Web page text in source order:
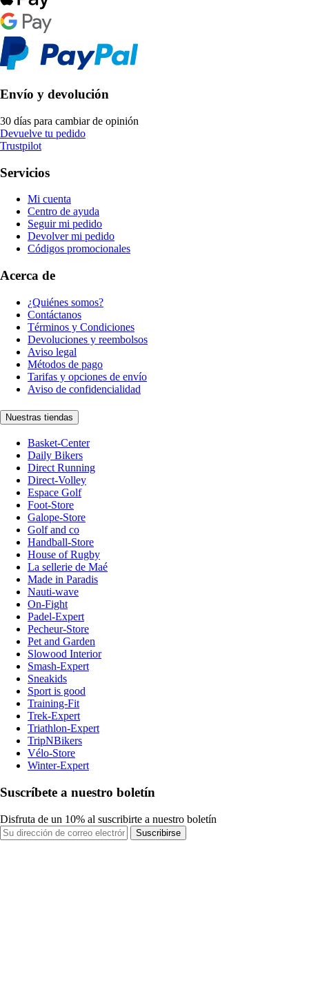
Envío y devolución
30 días para cambiar de opinión
Devuelve tu pedido
Trustpilot
Servicios
Mi cuenta
Centro de ayuda
Seguir mi pedido
Devolver mi pedido
Códigos promocionales
Acerca de
¿Quiénes somos?
Contáctanos
Términos y Condiciones
Devoluciones y reembolsos
Aviso legal
Métodos de pago
Tarifas y opciones de envío
Aviso de confidencialidad
Nuestras tiendas
Basket-Center
Daily Bikers
Direct Running
Direct-Volley
Espace Golf
Foot-Store
Galope-Store
Golf and co
Handball-Store
House of Rugby
La sellerie de Maé
Made in Paradis
Nauti-wave
On-Fight
Padel-Expert
Pecheur-Store
Pet and Garden
Slowood Interior
Smash-Expert
Sneakids
Sport is good
Training-Fit
Trek-Expert
Triathlon-Expert
TripNBikers
Vélo-Store
Winter-Expert
Suscríbete a nuestro boletín
Disfruta de un 10% al suscribirte a nuestro boletín
Suscribirse